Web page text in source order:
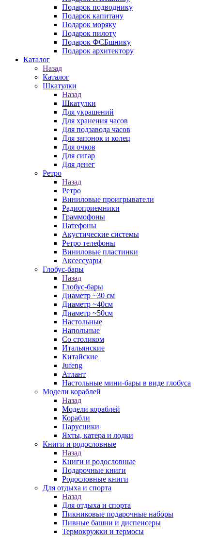
Подарок подводнику
Подарок капитану
Подарок моряку
Подарок пилоту
Подарок ФСБшнику
Подарок архитектору
Каталог
Назад
Каталог
Шкатулки
Назад
Шкатулки
Для украшений
Для хранения часов
Для подзавода часов
Для запонок и колец
Для очков
Для сигар
Для денег
Ретро
Назад
Ретро
Виниловые проигрыватели
Радиоприемники
Граммофоны
Патефоны
Акустические системы
Ретро телефоны
Виниловые пластинки
Аксессуары
Глобус-бары
Назад
Глобус-бары
Диаметр ~30 см
Диаметр ~40см
Диаметр ~50см
Настольные
Напольные
Со столиком
Итальянские
Китайские
Jufeng
Атлант
Настольные мини-бары в виде глобуса
Модели кораблей
Назад
Модели кораблей
Корабли
Парусники
Яхты, катера и лодки
Книги и родословные
Назад
Книги и родословные
Подарочные книги
Родословные книги
Для отдыха и спорта
Назад
Для отдыха и спорта
Пикниковые подарочные наборы
Пивные башни и диспенсеры
Термокружки и термосы